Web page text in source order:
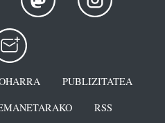
PUBLIZITATEA
RSS